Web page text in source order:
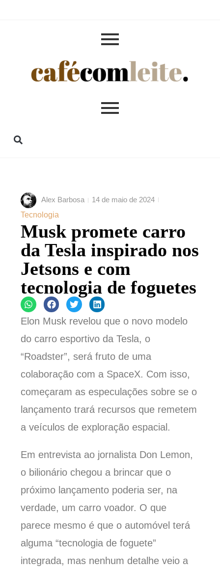
Alex Barbosa
14 de maio de 2024
Tecnologia
Musk promete carro
da Tesla inspirado nos
Jetsons e com
tecnologia de foguetes
Elon Musk revelou que o novo modelo
do carro esportivo da Tesla, o
“Roadster”, será fruto de uma
colaboração com a SpaceX. Com isso,
começaram as especulações sobre se o
lançamento trará recursos que remetem
a veículos de exploração espacial.
Em entrevista ao jornalista Don Lemon,
o bilionário chegou a brincar que o
próximo lançamento poderia ser, na
verdade, um carro voador. O que
parece mesmo é que o automóvel terá
alguma “tecnologia de foguete”
integrada, mas nenhum detalhe veio a